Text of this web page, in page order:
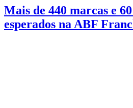
Mais de 440 marcas e
esperados na ABF